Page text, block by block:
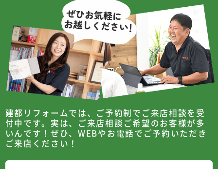
建都リフォームでは、ご予約制でご来店相談を受
付中です。 実は、ご来店相談ご希望のお客様が多
いんです！ぜひ、WEBやお電話でご予約いただき
ご来店ください！